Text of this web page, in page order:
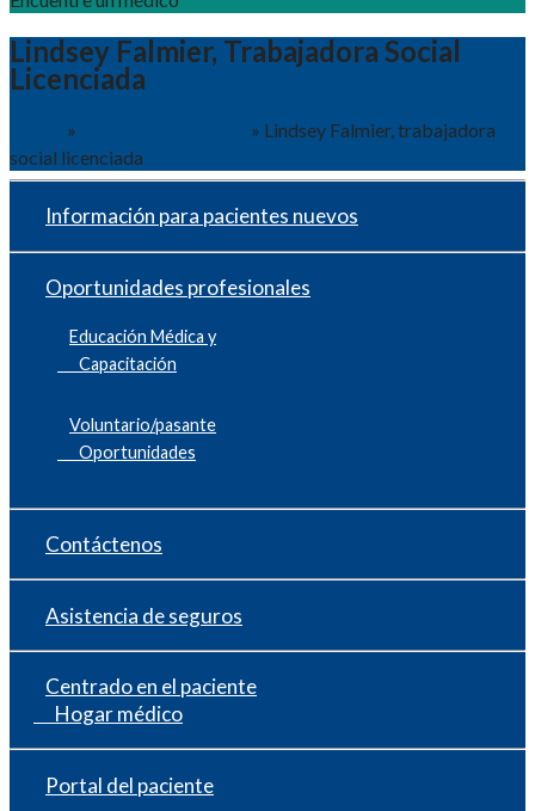
Lindsey Falmier, Trabajadora Social
Licenciada
» » Lindsey Falmier, trabajadora
social licenciada
Información para pacientes nuevos
Oportunidades profesionales
Educación Médica y
Capacitación
Voluntario/pasante
Oportunidades
Contáctenos
Asistencia de seguros
Centrado en el paciente
Hogar médico
Portal del paciente